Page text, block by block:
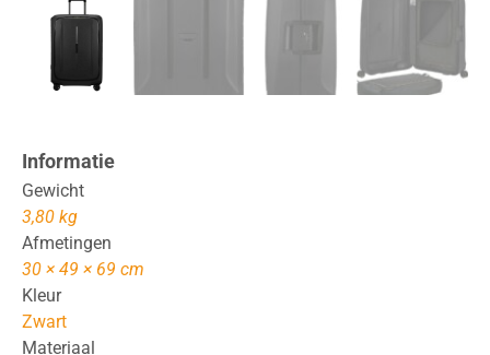
Informatie
Gewicht
3,80 kg
Afmetingen
30 × 49 × 69 cm
Kleur
Zwart
Materiaal